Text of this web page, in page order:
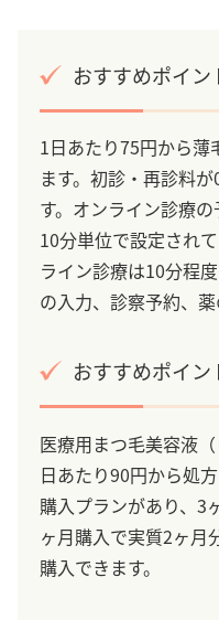
おすすめポイン
1日あたり75円から薄
ます。初診・再診料
す。オンライン診療
10分単位で設定され
ライン診療は10分程
の入力、診察予約、薬
おすすめポイン
医療用まつ毛美容液
日あたり90円から処
購入プランがあり、3
ヶ月購入で実質2ヶ月
購入できます。